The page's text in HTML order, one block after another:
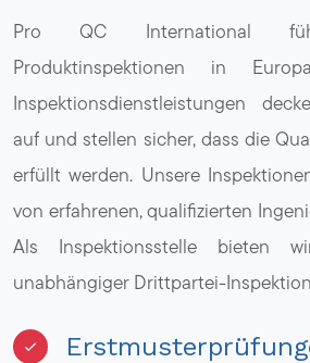
Pro QC International
Produktinspektionen in
Inspektionsdienstleistungen
auf und stellen sicher, dass die
erfüllt werden. Unsere
von erfahrenen, qualifizierten
Als Inspektionsstelle bieten
unabhängiger Drittpartei-